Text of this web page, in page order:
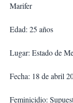
Marifer
Edad: 25 años
Lugar: Estado de
Fecha: 18 de abril
Feminicidio: